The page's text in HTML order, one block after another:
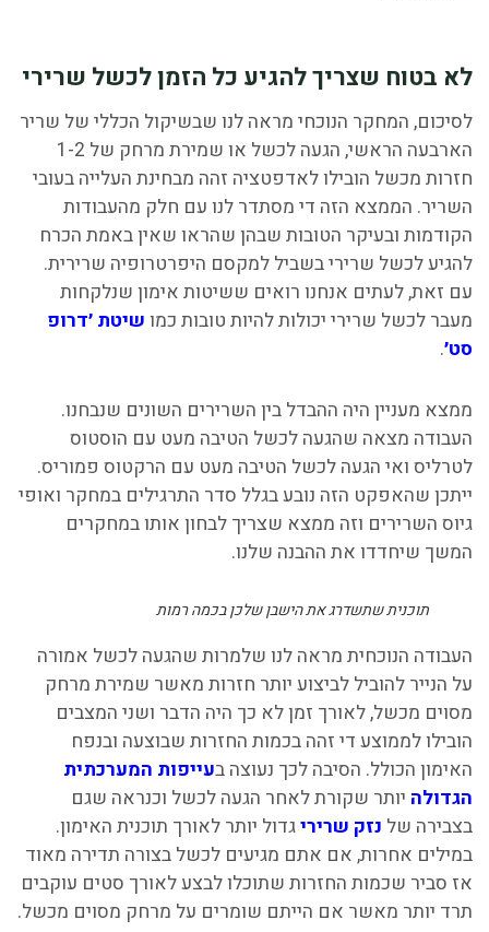
לא בטוח שצריך להגיע כל הזמן לכשל שרירי
לסיכום, המחקר הנוכחי מראה לנו שבשיקול הכללי של שריר
הארבעה הראשי, הגעה לכשל או שמירת מרחק של 1-2
חזרות מכשל הובילו לאדפטציה זהה מבחינת העלייה בעובי
השריר. הממצא הזה די מסתדר לנו עם חלק מהעבודות
הקודמות ובעיקר הטובות שבהן שהראו שאין באמת הכרח
להגיע לכשל שרירי בשביל למקסם היפרטרופיה שרירית.
עם זאת, לעתים אנחנו רואים ששיטות אימון שנלקחות
מעבר לכשל שרירי יכולות להיות טובות כמו שיטת ׳דרופ
סט׳.
ממצא מעניין היה ההבדל בין השרירים השונים שנבחנו.
העבודה מצאה שהגעה לכשל הטיבה מעט עם הוסטוס
לטרליס ואי הגעה לכשל הטיבה מעט עם הרקטוס פמוריס.
ייתכן שהאפקט הזה נובע בגלל סדר התרגילים במחקר ואופי
גיוס השרירים וזה ממצא שצריך לבחון אותו במחקרים
המשך שיחדדו את ההבנה שלנו.
תוכנית שתשדרג את הישבן שלכן בכמה רמות
העבודה הנוכחית מראה לנו שלמרות שהגעה לכשל אמורה
על הנייר להוביל לביצוע יותר חזרות מאשר שמירת מרחק
מסוים מכשל, לאורך זמן לא כך היה הדבר ושני המצבים
הובילו לממוצע די זהה בכמות החזרות שבוצעה ובנפח
האימון הכולל. הסיבה לכך נעוצה בעייפות המערכתית
הגדולה יותר שקורת לאחר הגעה לכשל וכנראה שגם
בצבירה של נזק שריריגדול יותר לאורך תוכנית האימון.
במילים אחרות, אם אתם מגיעים לכשל בצורה תדירה מאוד
אז סביר שכמות החזרות שתוכלו לבצע לאורך סטים עוקבים
תרד יותר מאשר אם הייתם שומרים על מרחק מסוים מכשל.